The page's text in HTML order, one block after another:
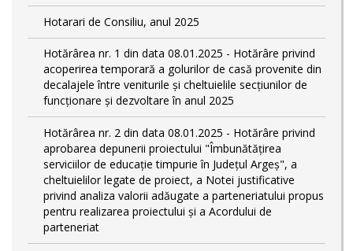
Hotarari de Consiliu, anul 2025
Hotărârea nr. 1 din data 08.01.2025 - Hotărâre privind
acoperirea temporară a golurilor de casă provenite din
decalajele între veniturile și cheltuielile secțiunilor de
funcționare și dezvoltare în anul 2025
Hotărârea nr. 2 din data 08.01.2025 - Hotărâre privind
aprobarea depunerii proiectului "Îmbunătățirea
serviciilor de educație timpurie în Județul Argeș", a
cheltuielilor legate de proiect, a Notei justificative
privind analiza valorii adăugate a parteneriatului propus
pentru realizarea proiectului și a Acordului de
parteneriat